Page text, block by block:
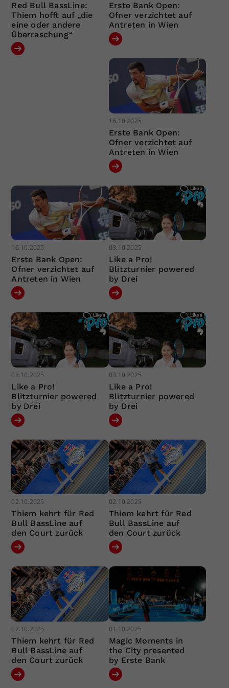
Red Bull BassLine:
Thiem hofft auf „die
eine oder andere
Überraschung“
Erste Bank Open:
Ofner verzichtet auf
Antreten in Wien
16.10.2025
Erste Bank Open:
Ofner verzichtet auf
Antreten in Wien
16.10.2025
Erste Bank Open:
Ofner verzichtet auf
Antreten in Wien
03.10.2025
Like a Pro!
Blitzturnier powered
by Drei
03.10.2025
Like a Pro!
Blitzturnier powered
by Drei
03.10.2025
Like a Pro!
Blitzturnier powered
by Drei
02.10.2025
Thiem kehrt für Red
Bull BassLine auf
den Court zurück
02.10.2025
Thiem kehrt für Red
Bull BassLine auf
den Court zurück
02.10.2025
Thiem kehrt für Red
Bull BassLine auf
den Court zurück
01.10.2025
Magic Moments in
the City presented
by Erste Bank